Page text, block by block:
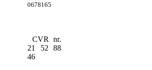
0678165
CVR nr.
21 52 88
46